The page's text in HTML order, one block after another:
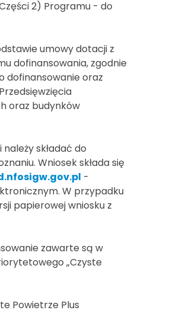
2) Programu - do
umowy dotacji z
dofinansowania, zgodnie
dofinansowanie oraz
oraz budynków
składać do
Wniosek składa się
-
W przypadku
papierowej wniosku z
zawarte są w
„Czyste
Powietrze Plus